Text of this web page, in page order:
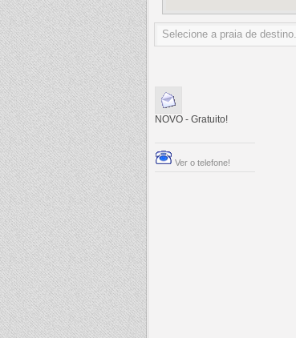
NOVO - Gratuito!
Ver o telefone!